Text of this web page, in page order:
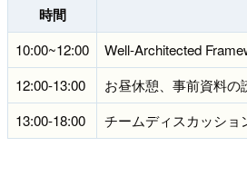
時間
10:00~12:00
Well-Architected
12:00-13:00
お昼休憩、事前資料の
13:00-18:00
チームディスカッショ